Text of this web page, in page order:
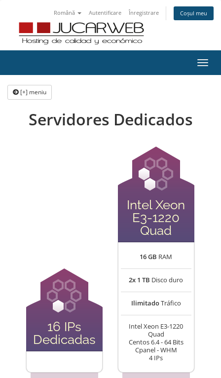
Română Autentificare Înregistrare Coșul meu
[+] meniu
Servidores Dedicados
16 IPs
Dedicadas
Intel Xeon
E3-1220
Quad
16 GB RAM
2x 1 TB Disco duro
IlimitadoTráfico
Intel Xeon E3-1220
Quad
Centos 6.4 - 64 Bits
Cpanel - WHM
4 IPs